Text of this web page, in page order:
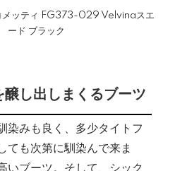
醸し出しまくるブーツ
染みも良く、多少タイトフ
ても次第に馴染んで来ま
いブーツ。そして、シック